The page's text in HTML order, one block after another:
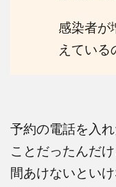
感染者が
えている
予約の電話を入
ことだったんだ
間あけないとい